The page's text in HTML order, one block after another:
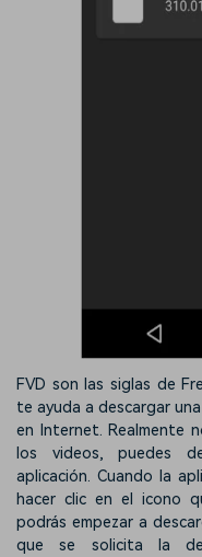
FVD son las siglas de
te ayuda a descargar
en Internet. Realmente
los videos, puedes
aplicación. Cuando la
hacer clic en el icono
podrás empezar a
que se solicita la